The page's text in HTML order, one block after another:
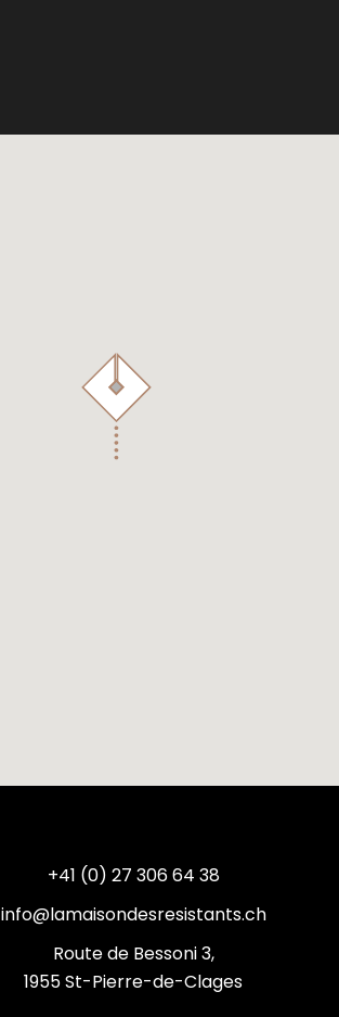
+41 (0) 27 306 64 38
info@lamaisondesresistants.ch
Route de Bessoni 3,
1955 St-Pierre-de-Clages